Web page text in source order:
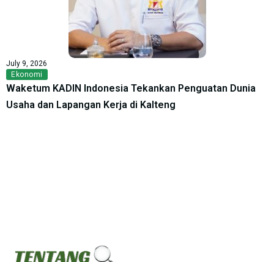
July 9, 2026
Ekonomi
Waketum KADIN Indonesia Tekankan Penguatan Dunia
Usaha dan Lapangan Kerja di Kalteng